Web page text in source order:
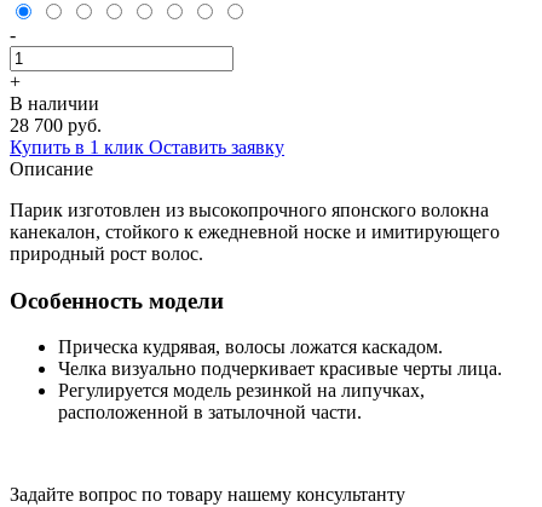
-
+
В наличии
28 700 руб.
Купить в 1 клик Оставить заявку
Описание
Парик изготовлен из высокопрочного японского волокна
канекалон, стойкого к ежедневной носке и имитирующего
природный рост волос.
Особенность модели
Прическа кудрявая, волосы ложатся каскадом.
Челка визуально подчеркивает красивые черты лица.
Регулируется модель резинкой на липучках,
расположенной в затылочной части.
Задайте вопрос по товару нашему консультанту